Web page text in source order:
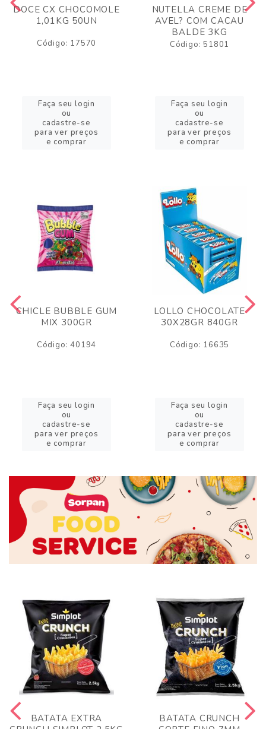
DOCE CX CHOCOMOLE
1,01KG 50UN
Código: 17570
Faça seu login
ou
cadastre-se
para ver preços
e comprar
NUTELLA CREME DE
AVEL? COM CACAU
BALDE 3KG
Código: 51801
Faça seu login
ou
cadastre-se
para ver preços
e comprar
CHICLE BUBBLE GUM
MIX 300GR
Código: 40194
Faça seu login
ou
cadastre-se
para ver preços
e comprar
LOLLO CHOCOLATE
30X28GR 840GR
Código: 16635
Faça seu login
ou
cadastre-se
para ver preços
e comprar
BATATA EXTRA
BATATA CRUNCH